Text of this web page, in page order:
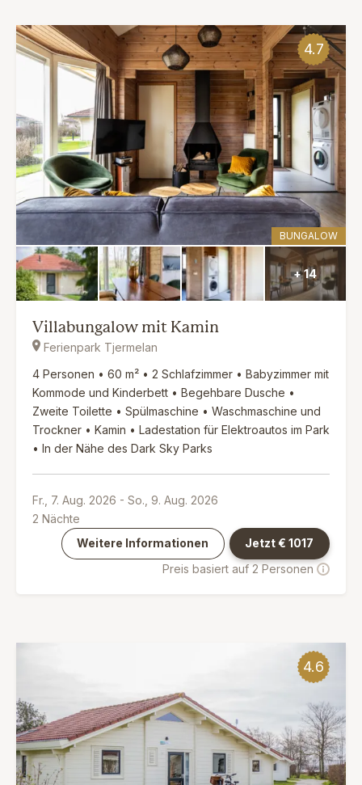
4.7
BUNGALOW
+ 14
Villabungalow mit Kamin
Ferienpark Tjermelan
4 Personen • 60 m² • 2 Schlafzimmer • Babyzimmer mit
Kommode und Kinderbett • Begehbare Dusche •
Zweite Toilette • Spülmaschine • Waschmaschine und
Trockner • Kamin • Ladestation für Elektroautos im Park
• In der Nähe des Dark Sky Parks
Fr., 7. Aug. 2026 - So., 9. Aug. 2026
2 Nächte
Weitere Informationen
Jetzt €1017
Preis basiert auf 2 Personen
4.6